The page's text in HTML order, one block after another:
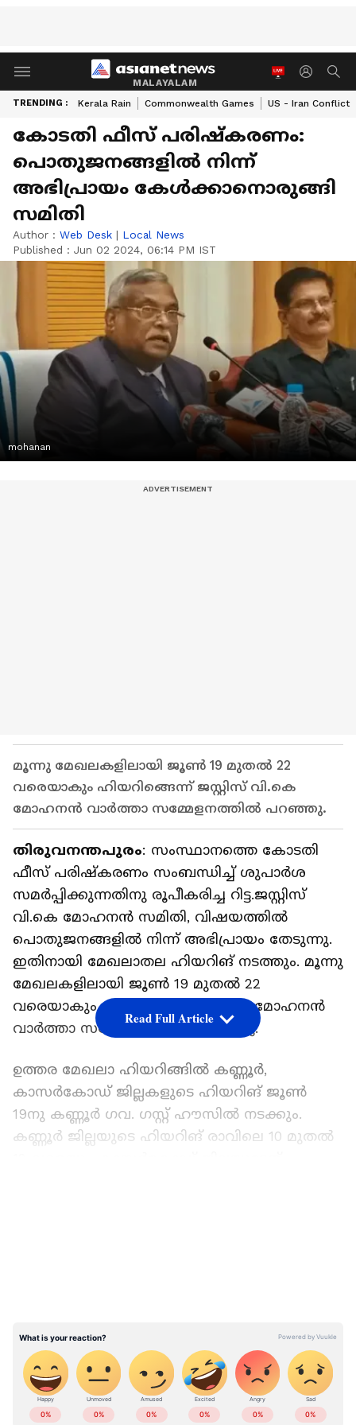
MALAYALAM
TRENDING : Kerala Rain Commonwealth Games US - Iran Conflict
കോടതി ഫീസ് പരിഷ്‌കരണം:
പൊതുജനങ്ങളില്‍ നിന്ന്
അഭിപ്രായം കേള്‍ക്കാനൊരുങ്ങി
സമിതി
Author : Web Desk | Local News
Published : Jun 02 2024, 06:14 PM IST
mohanan
മൂന്നു മേഖലകളിലായി ജൂണ്‍ 19 മുതല്‍ 22
വരെയാകും ഹിയറിങ്ങെന്ന് ജസ്റ്റിസ് വി.കെ
മോഹനന്‍ വാര്‍ത്താ സമ്മേളനത്തില്‍ പറഞ്ഞു.
തിരുവനന്തപുരം: സംസ്ഥാനത്തെ കോടതി
ഫീസ് പരിഷ്‌കരണം സംബന്ധിച്ച് ശുപാര്‍ശ
സമര്‍പ്പിക്കുന്നതിനു രൂപീകരിച്ച റിട്ട.ജസ്റ്റിസ്
വി.കെ മോഹനന്‍ സമിതി, വിഷയത്തില്‍
പൊതുജനങ്ങളില്‍ നിന്ന് അഭിപ്രായം തേടുന്നു.
ഇതിനായി മേഖലാതല ഹിയറിങ് നടത്തും. മൂന്നു
മേഖലകളിലായി ജൂണ്‍ 19 മുതല്‍ 22
വരെയാകും ഹിയറിങ്ങെന്ന് വി.കെ മോഹനന്‍
വാര്‍ത്താ സമ്മേളനത്തില്‍ പറഞ്ഞു.
ഉത്തര മേഖലാ ഹിയറിങ്ങില്‍ കണ്ണൂര്‍,
കാസര്‍കോഡ് ജില്ലകളുടെ ഹിയറിങ് ജൂണ്‍
19നു കണ്ണൂര്‍ ഗവ. ഗസ്റ്റ് ഹൗസില്‍ നടക്കും.
കണ്ണൂര്‍ ജില്ലയുടെ ഹിയറിങ് രാവിലെ 10 മുതല്‍
മധ്യ മേഖലാ ഹിയറിങ്ങില്‍ പാലക്കാട്, ഇടുക്കി,
കോട്ടയം ജില്ലകളുടെ സിറ്റിങ് 21നു രാവിലെ 10
മുതല്‍ ഉച്ചയ്ക്ക് ഒന്നു വരെയും എറണാകുളം,
തൃശൂര്‍, ആലപ്പുഴ ജില്ലകളുടെ സിറ്റിങ്
Read Full Article
ABOUT THE AUTHOR